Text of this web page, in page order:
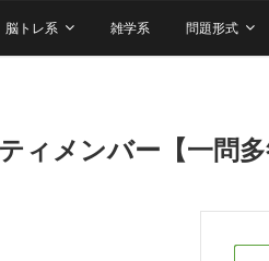
脳トレ系 雑学系 問題形式
ィメンバー【一問多